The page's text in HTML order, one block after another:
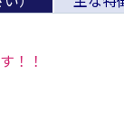
！！